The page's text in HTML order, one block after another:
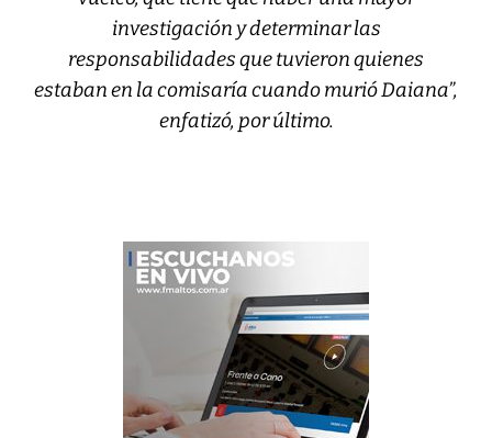
investigación y determinar las
responsabilidades que tuvieron quienes
estaban en la comisaría cuando murió Daiana”,
enfatizó, por último.